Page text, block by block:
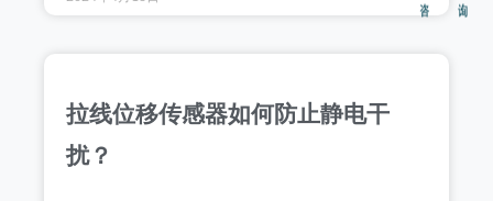
拉线位移传感器如何防止静电干
扰？